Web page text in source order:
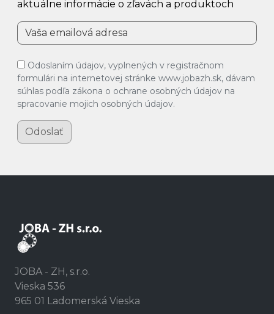
aktuálne informácie o zľavách a produktoch
Odoslaním údajov, vyplnených v registračnom
formulári na internetovej stránke www.jobazh.sk, dávam
súhlas podľa zákona o ochrane osobných údajov na
spracovanie mojich osobných údajov.
Odoslať
JOBA - ZH, s.r.o.
Vieska 536
965 01 Ladomerská Vieska